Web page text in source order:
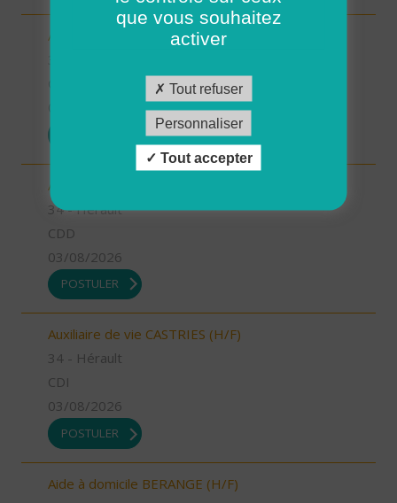
Auxiliaire de vie GANGES (H/F)
Aide à domicile CASTRIES (H/F)
34 - Hérault
CDD
03/08/2026
POSTULER
Auxiliaire de vie CASTRIES (H/F)
34 - Hérault
CDI
03/08/2026
POSTULER
Aide à domicile BERANGE (H/F)
que vous souhaitez
activer
Tout refuser
Personnaliser
Tout accepter